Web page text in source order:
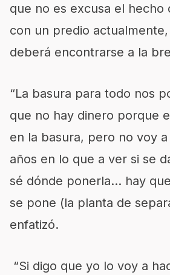
que no es excusa el hecho
con un predio
deberá encontrarse a la
“La basura para todo nos
que no hay dinero porque
en la basura, pero no voy
años en lo que a ver si se
sé dónde ponerla… hay
se pone (la planta de
enfatizó.
“Si digo que yo lo voy a